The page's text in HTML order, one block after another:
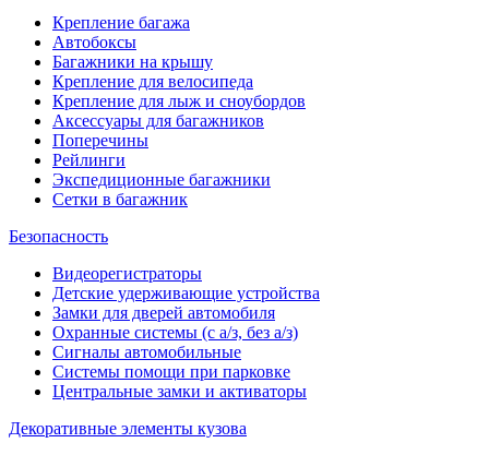
Крепление багажа
Автобоксы
Багажники на крышу
Крепление для велосипеда
Крепление для лыж и сноубордов
Аксессуары для багажников
Поперечины
Рейлинги
Экспедиционные багажники
Сетки в багажник
Безопасность
Видеорегистраторы
Детские удерживающие устройства
Замки для дверей автомобиля
Охранные системы (с а/з, без а/з)
Сигналы автомобильные
Системы помощи при парковке
Центральные замки и активаторы
Декоративные элементы кузова